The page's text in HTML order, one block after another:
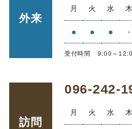
外来
月 火 水 木
● ● ● -
受付時間 9:00～
訪問
096-242-
月 火 水 木